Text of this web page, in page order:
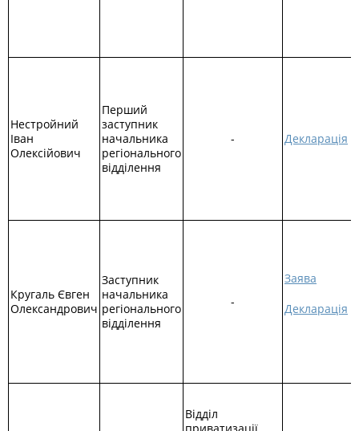
Нестройний
Іван
Олексійович
Перший
заступник
начальника
регіонального
відділення
- Декларація
Кругаль Євген
Олександрович
Заступник
начальника
регіонального
відділення
-
Заява
Декларація
Відділ